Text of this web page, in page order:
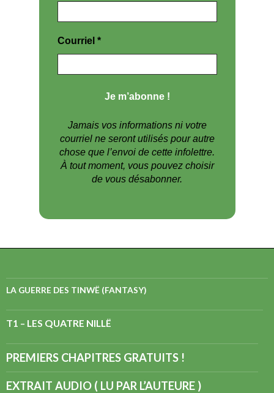
Courriel *
Jamais vos informations ni votre
courriel ne seront utilisés pour autre
chose que l’envoi de cette infolettre.
À tout moment, vous pouvez choisir
de vous désabonner.
LA GUERRE DES TINWË (FANTASY)
T1 – LES QUATRE NILLË
PREMIERS CHAPITRES GRATUITS !
EXTRAIT AUDIO ( LU PAR L’AUTEURE )